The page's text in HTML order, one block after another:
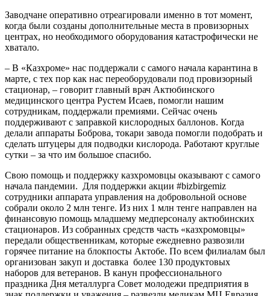
Заводчане оперативно отреагировали именно в тот момент,
когда были созданы дополнительные места в провизорных
центрах, но необходимого оборудования катастрофически не
хватало.
– В «Казхроме» нас поддержали с самого начала карантина в
марте, с тех пор как нас переоборудовали под провизорный
стационар, – говорит главный врач Актюбинского
медицинского центра Рустем Исаев, помогли нашим
сотрудникам, поддержали премиями. Сейчас очень
поддерживают с заправкой кислородных баллонов. Когда
делали аппараты Боброва, токари завода помогли подобрать и
сделать штуцеры для подводки кислорода. Работают круглые
сутки – за что им большое спасибо.
Свою помощь и поддержку казхромовцы оказывают с самого
начала пандемии. Для поддержки акции #bizbirgemiz
сотрудники аппарата управления на добровольной основе
собрали около 2 млн тенге. Из них 1 млн тенге направлен на
финансовую помощь младшему медперсоналу актюбинских
стационаров. Из собранных средств часть «казхромовцы»
передали общественникам, которые ежедневно развозили
горячее питание на блокпосты Актобе. По всем филиалам был
организован закуп и доставка более 130 продуктовых
наборов для ветеранов. В канун профессионального
праздника Дня металлурга Совет молодежи предприятия в